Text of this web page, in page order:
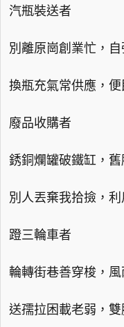
汽瓶裝送者
別離原崗創業忙，自
換瓶充氣常供應，便
廢品收購者
銹銅爛罐破鐵缸，舊
別人丟棄我拾撿，利
蹬三輪車者
輪轉街巷善穿梭，風
送孺拉困載老弱，雙